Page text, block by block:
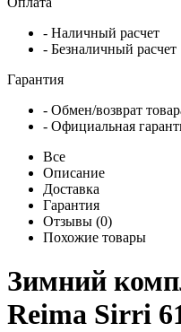
- Наличный расчет
- Безналичный расчет
Гарантия
- Обмен/возврат
- Официальная
Все
Описание
Доставка
Гарантия
Отзывы (0)
Похожие товары
Зимний
Reima Sirri